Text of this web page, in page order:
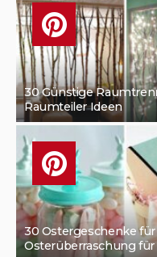
30 Günstige
Raumteiler Ideen
30 Ostergeschenke für
Osterüberraschung für